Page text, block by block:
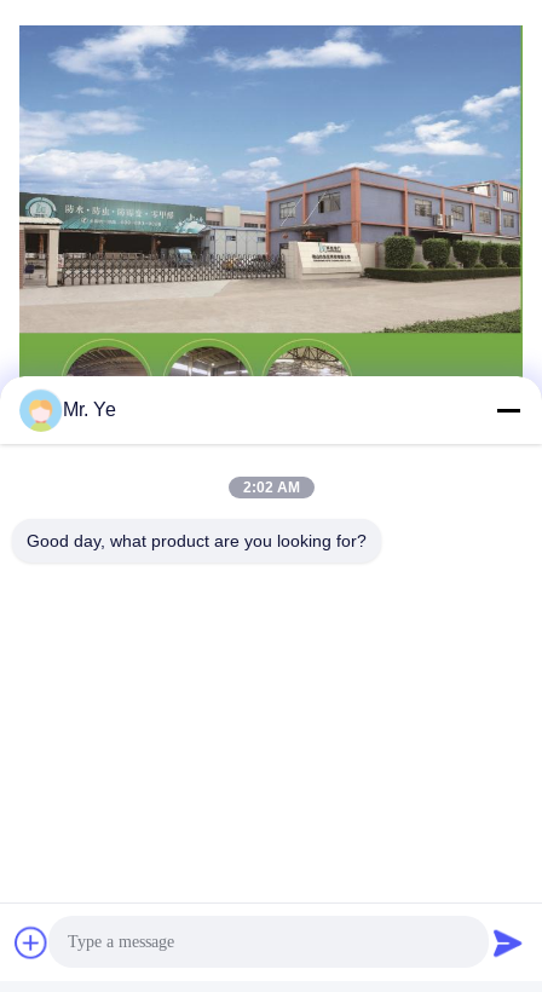
Mr. Ye
2:02 AM
Good day, what product are you looking for?